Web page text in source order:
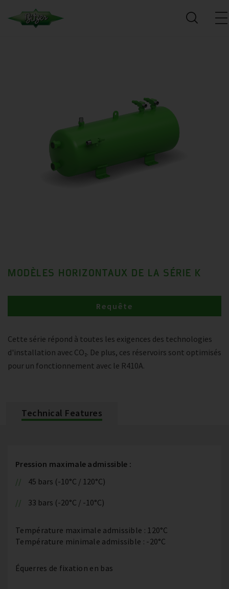
MODÈLES HORIZONTAUX DE LA SÉRIE K
Cette série répond à toutes les exigences des technologies
d'installation avec CO₂. De plus, ces réservoirs sont optimisés
pour un fonctionnement avec le R410A.
Requête
Technical Features
Pression maximale admissible :
45 bars (-10°C / 120°C)
33 bars (-20°C / -10°C)
Température maximale admissible : 120°C
Température minimale admissible : -20°C
Équerres de fixation en bas